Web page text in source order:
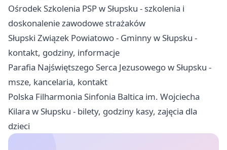
Ośrodek Szkolenia PSP w Słupsku - szkolenia i
doskonalenie zawodowe strażaków
Słupski Związek Powiatowo - Gminny w Słupsku -
kontakt, godziny, informacje
Parafia Najświętszego Serca Jezusowego w Słupsku -
msze, kancelaria, kontakt
Polska Filharmonia Sinfonia Baltica im. Wojciecha
Kilara w Słupsku - bilety, godziny kasy, zajęcia dla
dzieci